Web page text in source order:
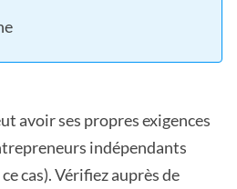
avoir ses propres exigences
indépendants
cas). Vérifiez auprès de